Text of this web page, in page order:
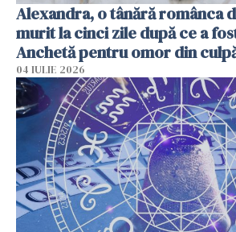
Alexandra, o tânără românca
murit la cinci zile după ce a
Anchetă pentru omor din
04 IULIE 2026